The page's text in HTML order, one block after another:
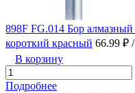
898F FG.014 Бор
короткий красный 66.99 ₽
В корзину
Подробнее